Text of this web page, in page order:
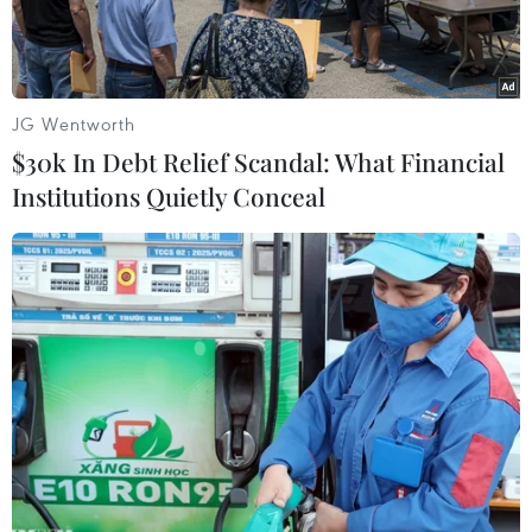
lục.
Giao dịch viên theo dõi các chỉ số tại sàn chứng khoán New
York, Mỹ. (Nguồn: Reuters/TTXVN)
Ngày 12/8, 5 công ty quốc doanh của Trung
Quốc, trong đó có tập đoàn dầu khí Sinopec và
JG Wentworth
$30k In Debt Relief Scandal: What Financial
Institutions Quietly Conceal